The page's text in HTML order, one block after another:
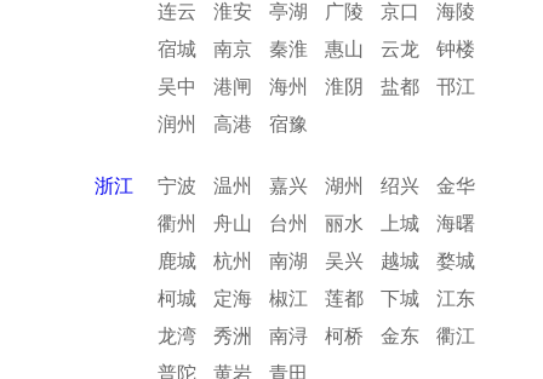
连云
淮安 亭湖 广陵 京口
海陵
宿城
南京 秦淮 惠山 云龙
钟楼
吴中
港闸 海州 淮阴 盐都
邗江
润州
高港 宿豫
浙江 宁波 温州 嘉兴 湖州 绍兴
金华
衢州
舟山 台州 丽水 上城
海曙
鹿城
杭州 南湖 吴兴 越城
婺城
柯城
定海 椒江 莲都 下城
江东
龙湾
秀洲 南浔 柯桥 金东
衢江
普陀
黄岩 青田